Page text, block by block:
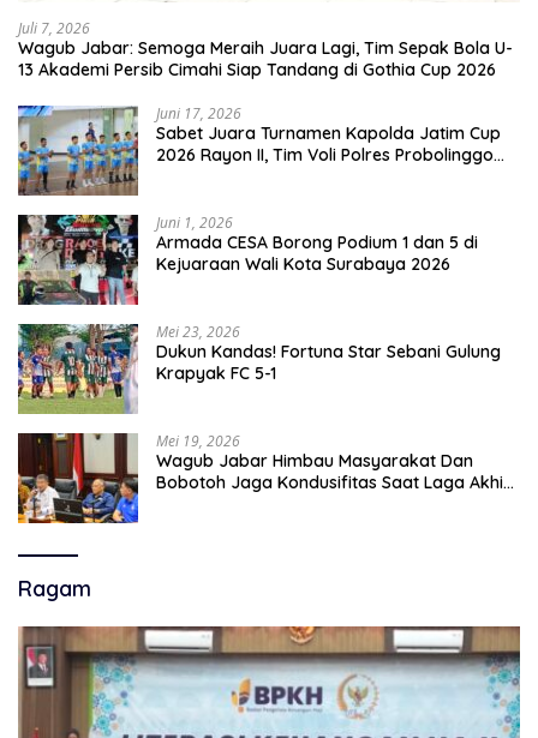
Juli 7, 2026
Wagub Jabar: Semoga Meraih Juara Lagi, Tim Sepak Bola U-
13 Akademi Persib Cimahi Siap Tandang di Gothia Cup 2026
Juni 17, 2026
Sabet Juara Turnamen Kapolda Jatim Cup
2026 Rayon II, Tim Voli Polres Probolinggo
Juni 1, 2026
Armada CESA Borong Podium 1 dan 5 di
Kejuaraan Wali Kota Surabaya 2026
Mei 23, 2026
Dukun Kandas! Fortuna Star Sebani Gulung
Krapyak FC 5-1
Mei 19, 2026
Wagub Jabar Himbau Masyarakat Dan
Bobotoh Jaga Kondusifitas Saat Laga Akhir
Ragam